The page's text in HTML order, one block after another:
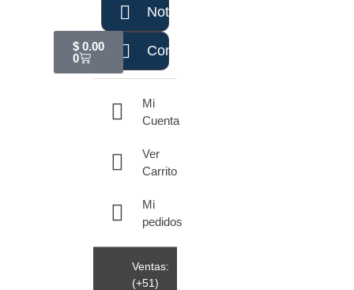
$ 0.00
0
Noticias
Contáctanos
Mi
Cuenta
Ver
Carrito
Mi
pedidos
Ventas:
(+51)